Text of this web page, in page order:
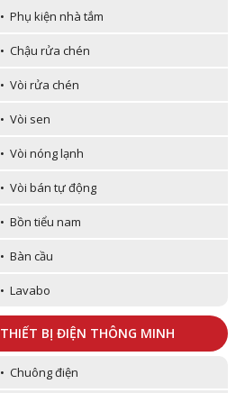
• Phụ kiện nhà tắm
• Chậu rửa chén
• Vòi rửa chén
• Vòi sen
• Vòi nóng lạnh
• Vòi bán tự động
• Bồn tiểu nam
• Bàn cầu
• Lavabo
THIẾT BỊ ĐIỆN THÔNG MINH
• Chuông điện